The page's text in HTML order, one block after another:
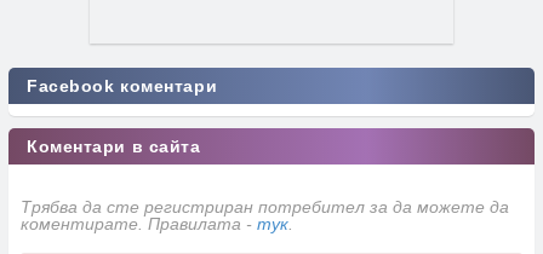
Facebook коментари
Коментари в сайта
Трябва да сте регистриран потребител за да можете да
коментирате. Правилата - тук